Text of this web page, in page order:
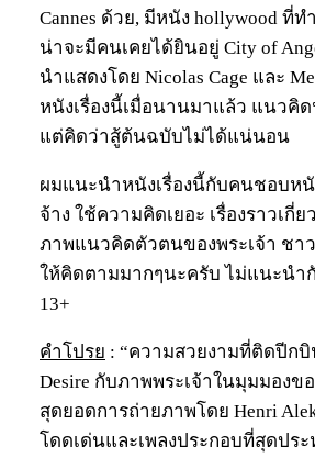
Cannes ด้วย, มีหนัง hollywood ที่ท
น่าจะมีคนเคยได้ยินอยู่ City of
นำแสดงโดย Nicolas Cage และ
หนังเรื่องนี้เมื่อนานมาแล้ว แนวคิ
แต่คิดว่าสู้ต้นฉบับไม่ได้แน่นอน
ผมแนะนำหนังเรื่องนี้กับคนชอบห
จ้าง ใช้ความคิดเยอะ เรื่องราวเกี่
ภาพแนวคิดตัวตนของพระเจ้า ชา
ให้คิดตามมากๆนะครับ ไม่แนะนำกั
13+
คำโปรย : “ความสวยงามที่ติดปีกบิ
Desire กับภาพพระเจ้าในมุมมองขอ
สุดยอดการถ่ายภาพโดย Henri
โดดเด่นและเพลงประกอบที่สุดปร